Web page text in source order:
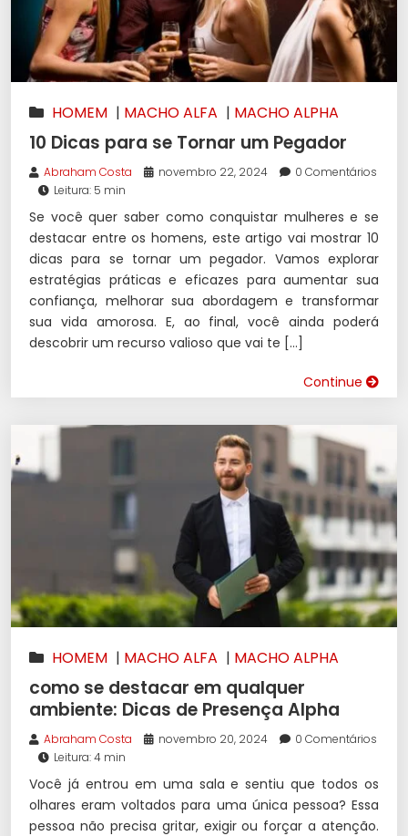
HOMEM | MACHO ALFA | MACHO ALPHA
10 Dicas para se Tornar um Pegador
Abraham Costa novembro 22, 2024
0 Comentários
Leitura: 5 min
Se você quer saber como conquistar mulheres e se
destacar entre os homens, este artigo vai mostrar 10
dicas para se tornar um pegador. Vamos explorar
estratégias práticas e eficazes para aumentar sua
confiança, melhorar sua abordagem e transformar
sua vida amorosa. E, ao final, você ainda poderá
descobrir um recurso valioso que vai te […]
Continue
HOMEM | MACHO ALFA | MACHO ALPHA
como se destacar em qualquer
ambiente: Dicas de Presença Alpha
Abraham Costa novembro 20, 2024
0 Comentários
Leitura: 4 min
Você já entrou em uma sala e sentiu que todos os
olhares eram voltados para uma única pessoa? Essa
pessoa não precisa gritar, exigir ou forçar a atenção.